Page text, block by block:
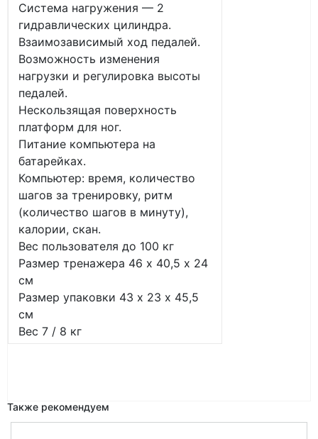
Система нагружения — 2
гидравлических цилиндра.
Взаимозависимый ход педалей.
Возможность изменения
нагрузки и регулировка высоты
педалей.
Нескользящая поверхность
платформ для ног.
Питание компьютера на
батарейках.
Компьютер: время, количество
шагов за тренировку, ритм
(количество шагов в минуту),
калории, скан.
Вес пользователя до 100 кг
Размер тренажера 46 х 40,5 х 24
см
Размер упаковки 43 х 23 х 45,5
см
Вес 7 / 8 кг
Также рекомендуем